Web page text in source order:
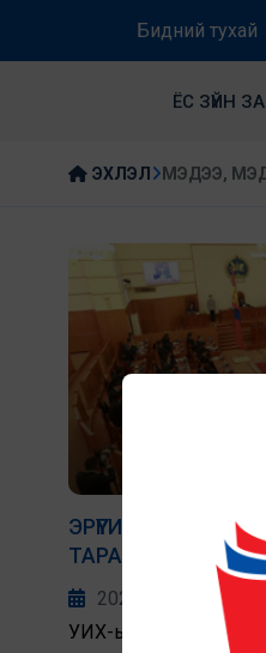
Бидний тухай
ЁС ЗҮЙН
ЭХЛЭЛ МЭДЭЭ,
ЭРҮҮГИЙН
ТАРААХ
ӨӨРЧЛӨЛТӨД ХМЗ
2020-11-03
УИХ-ын гишүүн